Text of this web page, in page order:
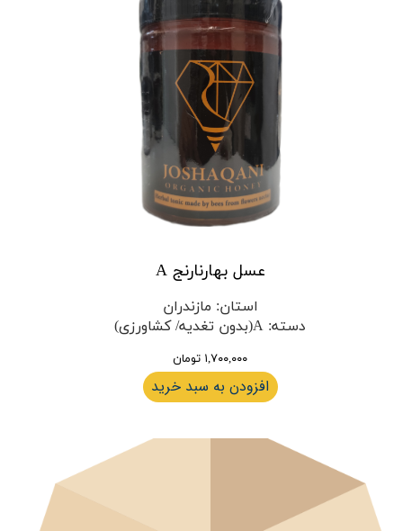
عسل بهارنارنج A
استان: مازندران
دسته: A(بدون تغدیه/ کشاورزی)
۱,۷۰۰,۰۰۰ تومان
افزودن به سبد خرید